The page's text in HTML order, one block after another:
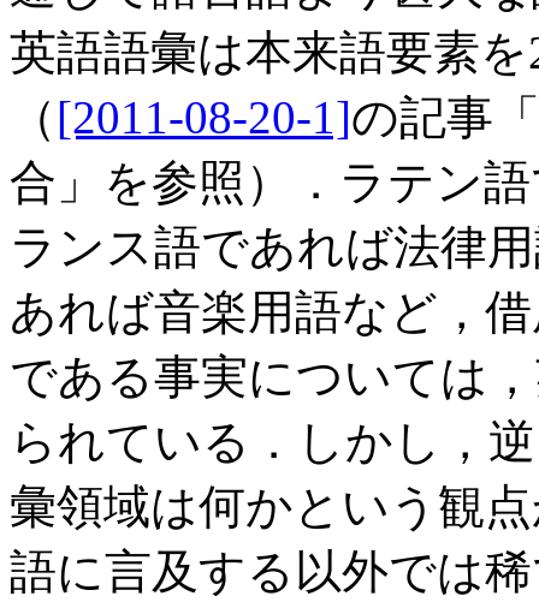
英語語彙は本来語要素
（[2011-08-20-1]の記事
合」を参照）．ラテン
ランス語であれば法律
あれば音楽用語など，
である事実については
られている．しかし，
彙領域は何かという観
語に言及する以外では